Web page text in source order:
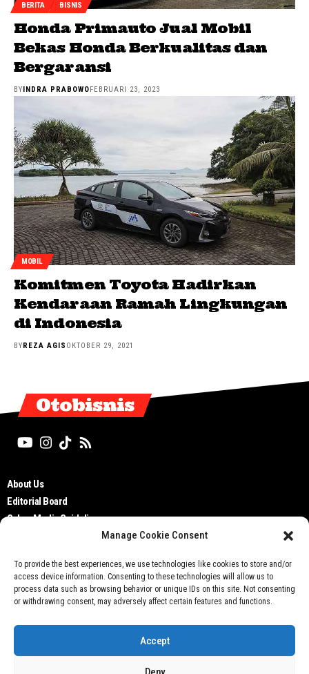
Manage Cookie Consent
To provide the best experiences, we use technologies like cookies to store and/or
access device information. Consenting to these technologies will allow us to
process data such as browsing behavior or unique IDs on this site. Not consenting
or withdrawing consent, may adversely affect certain features and functions.
Accept
BERITA BISNIS
Honda Primauto Jual Mobil
Bekas Honda Berkualitas dan
Bergaransi
BYINDRA PRABOWOFEBRUARI 23, 2023
MOBIL
Komitmen Toyota Hadirkan
Kendaraan Ramah Lingkungan
di Indonesia
BYREZA AGIS OKTOBER 29, 2021
Otobisnis
About Us
Editorial Board
Cyber Media Guidelines
Privacy Policy
Contact Us